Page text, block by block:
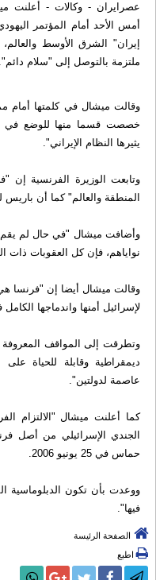
عصرایران - وکالات - أعلنت
أمس الأحد أمام المؤتمر
إيران" الشرق الأوسط
ملتزمة بالتوصل إلى "سلام دائم".
وقالت ميشال في كلمتها أمام
خصصت قسما منها للوضع في
يثيرها النظام الإيراني".
وتابعت الوزيرة الفرنسية إن
المنطقة والعالم" كما أن باريس
وأضافت ميشال "في حال لم يقم
نواياهم، فإن كل العقوبات ذات
وقالت ميشال أيضا إن "فرنسا
لإسرائيل أمنها واندماجها
وتطرقت إلى المواقف المعروفة
عاصمة لدولتين".
كما أعلنت ميشال "الالتزام
الجندي الإسرائيلي من أصل
حماس في 25 يونيو 2006.
ووعدت بأن تكون الدبلوماسية
فيها".
الصفحة الرئيسة
اطبع